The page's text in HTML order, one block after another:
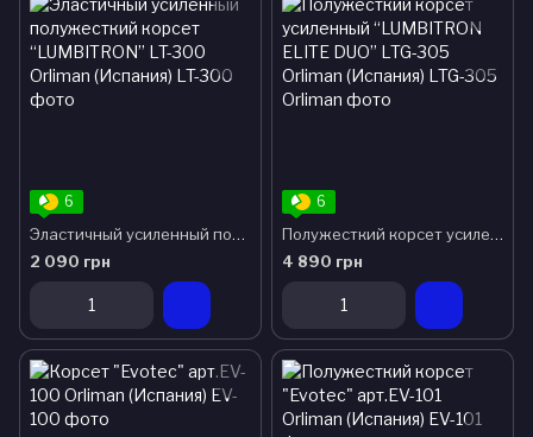
6
Эластичный усиленный полужесткий корсет “LUMBITRON” LT-300 Orliman (Испания)
2 090 грн
6
Полужесткий корсет усиленный “LUMBITRON ELITE DUO” LTG-305 Orliman (Испания)
4 890 грн